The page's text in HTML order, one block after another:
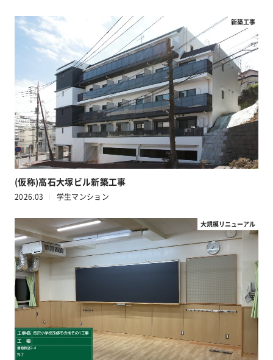
新築工事
(仮称)高石大塚ビル新築工事
2026.03 学生マンション
大規模リニューアル